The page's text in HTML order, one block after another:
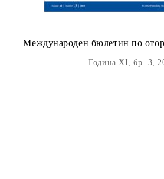
Международен бюлетин по
Година XI, бр. 3,